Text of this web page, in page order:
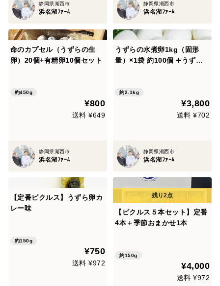
静岡県湖西市
浜名湖ﾌｧｰﾑ
静岡県湖西市
浜名湖ﾌｧｰﾑ
命のカプセル（うずらの生
卵）20個+有精卵10個セット
約450g
¥800
送料 ¥649
静岡県湖西市
浜名湖ﾌｧｰﾑ
うずらの水煮卵1kg（固形
量）×1袋 約100個 ➕うずら
約2.1kg
¥3,800
送料 ¥702
静岡県湖西市
浜名湖ﾌｧｰﾑ
【定番ピクルス】うずら卵カ
レー味
約150g
¥750
送料 ¥972
【ピクルス５本セット】定番
4本＋季節おまかせ1本
約150g
¥4,000
送料 ¥972